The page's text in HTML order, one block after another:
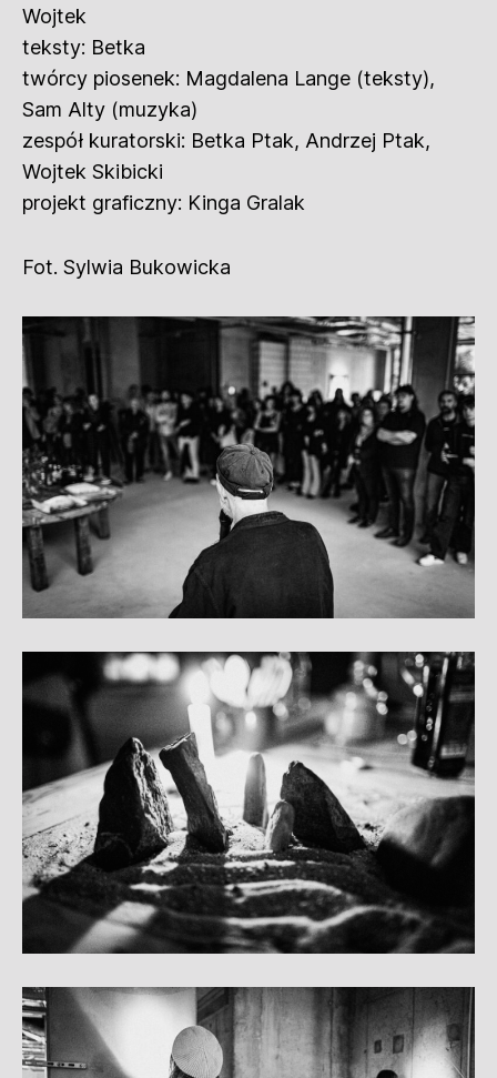
Wojtek
teksty: Betka
twórcy piosenek: Magdalena Lange (teksty),
Sam Alty (muzyka)
zespół kuratorski: Betka Ptak, Andrzej Ptak,
Wojtek Skibicki
projekt graficzny: Kinga Gralak
Fot. Sylwia Bukowicka